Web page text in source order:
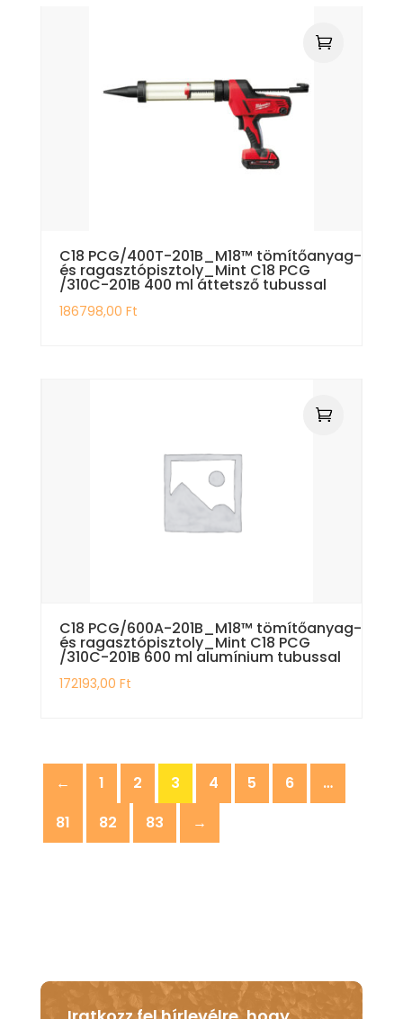
C18 PCG/400T-201B_M18™ tömítőanyag-
és ragasztópisztoly_Mint C18 PCG
/310C-201B 400 ml áttetsző tubussal
186798,00 Ft
C18 PCG/600A-201B_M18™ tömítőanyag-
és ragasztópisztoly_Mint C18 PCG
/310C-201B 600 ml alumínium tubussal
172193,00 Ft
← 1 2 3 4 5 6
…
81
82 83 →